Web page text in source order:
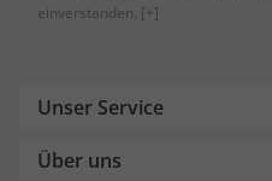
einverstanden. [+]
Unser Service
Über uns